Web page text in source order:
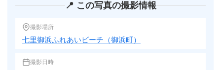
📍 この写真の撮影情報
撮影場所
七里御浜ふれあいビーチ（御浜町）
撮影日時